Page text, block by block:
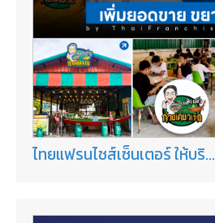
ไทยแฟรนไชส์เซ็นเตอร์ ให้บริ...